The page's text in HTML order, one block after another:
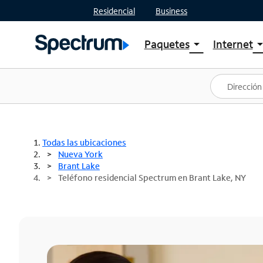
Residencial Business
Paquetesarrow_drop_down
Ver paquetes
Spectrum One
Mejores ofertas
Internetarrow_drop_down
Planes
Todas las ubicaciones
Nueva York
Brant Lake
Teléfono residencial Spectrum en Brant Lake, NY